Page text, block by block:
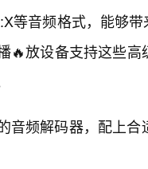
等音频格式，能够
🔥放设备支持这些
音频解码器，配上